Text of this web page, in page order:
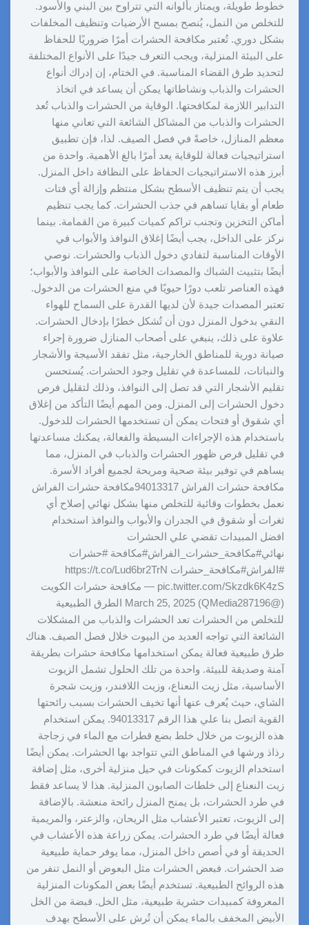
خطوط طويلة، ويمتاز بألوانه التي تتراوح بين البني والأسود.
للتخلص من النمل، يُنصح بمسح الأرضيات وتنظيف المخلفات
بشكل دوري. تُعتبر مكافحة الحشرات أمرًا ضروريًا للحفاظ
على البيئة المنزلية، ويجب التعرف جيدًا على الأنواع المختلفة
لتحديد طرق القضاء المناسبة. في الختام، إن إدراك أنواع
الحشرات والذباب ونشاطاتها يمكن أن يساعد في اتخاذ
التدابير اللازمة لمكافحتها. الوقاية من الحشرات والذباب تُعد
الحشرات والذباب من المشاكل الشائعة التي تعاني منها
معظم المنازل، خاصةً في فصل الصيف. لذا، فإن تطبيق
استراتيجيات فعالة للوقاية يعد أمرًا بالغ الأهمية. واحدة من
أبرز هذه الاستراتيجيات الحفاظ على النظافة داخل المنزل.
يجب أن يتم تنظيف الأسطح بشكل منتظم وإزالة أي فتات
طعام أو بقايا تساهم في جذب الحشرات. كما يجب تنظيم
أماكن التخزين وتجنب تراكم كميات كبيرة من القمامة. بينما
نركز على الداخل، يجب أيضًا إغلاق النوافذ والأبواب في
الأوقات المناسبة لتفادي دخول الذباب والحشرات. نوصي
أيضًا بتثبيت الشباك والمصدات الخاصة على النوافذ والأبواب؛
فهذه العناصر تلعب دورًا حيويًا في منع الحشرات من الدخول.
تعتبر المصدات جيدة لأن لديها القدرة على السماح للهواء
النقي بدخول المنزل دون أن تُشكل خطرًا بإدخال الحشرات.
علاوة على ذلك، ينبغي على أصحاب المنازل ضرورة إجراء
صيانة دورية للمناطق الخارجية، مثل تفقد الأسيجة والأشجار
والنباتات، للمساعدة في تقليل وجود الحشرات. يُستحسن
تقليم الأشجار التي قد تصل إلى النوافذ، وذلك لتقليل فرص
دخول الحشرات إلى المنزل. ومن المهم أيضًا التأكد من إغلاق
أي شقوق أو فتحات يمكن أن تستخدمها الحشرات للدخول.
باستخدام هذه الإجراءات البسيطة والفعالة، يمكنك مساعدتها
في تقليل فرص ظهور الحشرات والذباب في المنزل، مما
يساهم في توفير بيئة صحية ومريحة لجميع أفراد الأسرة.
مكافحة حشرات الفراش 94013317مكافحة حشرات الفراش
نعمل بخطوات وقائية للتخلص منها بشكل نهائي إصلاح أي
ثغرات أو شقوق في الجدران والأبواب والنوافذ استخدام
افضل المبيدات تقضي علي الحشرات
نهائي#مكافحة_حشرات_الفراش#مكافحة #حشرات
#الفراش#مكافحة_حشرات https://t.co/Lud6br2TrN
pic.twitter.com/Skzdk6K4zS — مكافحة حشرات الكويت
(@QMedia287196) March 25, 2025 الطرق الطبيعية
للتخلص من الحشرات تعد الحشرات والذباب من المشكلات
الشائعة التي تواجه العديد من البيوت خلال فصل الصيف. هناك
طرق طبيعية فعالة يمكن استخدامها مكافحة حشرات بطريقة
آمنة وصديقة للبيئة. واحدة من تلك الحلول تشمل الزيوت
الأساسية، مثل زيت النعناع، وزيت اللافندر، وزيت شجرة
الشاي، حيث يُعرف عنها أنها تخيف الحشرات بسبب رائحتها
القوية اتصل بنا علي هذا الرقم 94013317. يمكن استخدام
هذه الزيوت من خلال خلط بضع قطرات مع الماء في زجاجة
رذاذ ورشها في المناطق التي تتواجد بها الحشرات. يمكن أيضًا
استخدام الزيوت كمكونات في حيل منزلية أخرى، مثل إضافة
زيت النعناع إلى خلطات الصابون المنزلية. هذا لا يساعد فقط
في طرد الحشرات، بل يمنح المنزل رائحة منعشة. بالإضافة
إلى الزيوت، تعتبر الأعشاب مثل الريحان، والزعتر، والمريمية
فعالة أيضًا في طرد الحشرات. يمكن زراعة هذه الأعشاب في
الحديقة أو في أصص داخل المنزل، مما يوفر حماية طبيعية
ضد الحشرات. فبعض الحشرات مثل البعوض أو النمل تنفر من
هذه الروائح الطبيعية. تستخدم أيضًا بعض المكونات المنزلية
المعروفة كمبيدات حشرية طبيعية، مثل الخل. قبضة من الخل
الأبيض المخفف بالماء يمكن أن تُرش على الأسطح بهدف